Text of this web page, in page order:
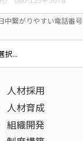
人材採用
人材育成
組織開発